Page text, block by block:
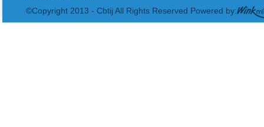
©Copyright 2013 - Cbtij All Rights Reserved Powered by: